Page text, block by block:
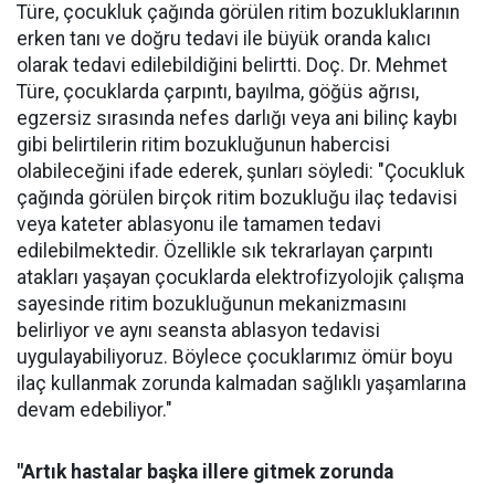
Türe, çocukluk çağında görülen ritim bozukluklarının
erken tanı ve doğru tedavi ile büyük oranda kalıcı
olarak tedavi edilebildiğini belirtti. Doç. Dr. Mehmet
Türe, çocuklarda çarpıntı, bayılma, göğüs ağrısı,
egzersiz sırasında nefes darlığı veya ani bilinç kaybı
gibi belirtilerin ritim bozukluğunun habercisi
olabileceğini ifade ederek, şunları söyledi: "Çocukluk
çağında görülen birçok ritim bozukluğu ilaç tedavisi
veya kateter ablasyonu ile tamamen tedavi
edilebilmektedir. Özellikle sık tekrarlayan çarpıntı
atakları yaşayan çocuklarda elektrofizyolojik çalışma
sayesinde ritim bozukluğunun mekanizmasını
belirliyor ve aynı seansta ablasyon tedavisi
uygulayabiliyoruz. Böylece çocuklarımız ömür boyu
ilaç kullanmak zorunda kalmadan sağlıklı yaşamlarına
devam edebiliyor."
"Artık hastalar başka illere gitmek zorunda